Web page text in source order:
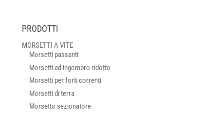
PRODOTTI
MORSETTI A VITE
Morsetti passanti
Morsetti ad ingombro ridotto
Morsetti per forti correnti
Morsetti di terra
Morsetto sezionatore